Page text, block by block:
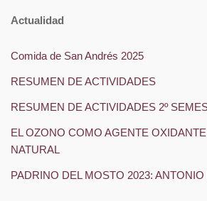
Actualidad
Comida de San Andrés 2025
RESUMEN DE ACTIVIDADES
RESUMEN DE ACTIVIDADES 2º
EL OZONO COMO AGENTE
NATURAL
PADRINO DEL MOSTO 2023: